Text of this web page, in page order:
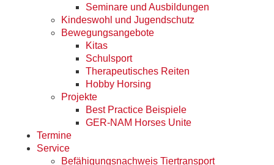
Seminare und Ausbildungen
Kindeswohl und Jugendschutz
Bewegungsangebote
Kitas
Schulsport
Therapeutisches Reiten
Hobby Horsing
Projekte
Best Practice Beispiele
GER-NAM Horses Unite
Termine
Service
Befähigungsnachweis Tiertransport